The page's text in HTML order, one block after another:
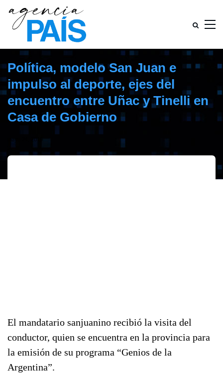
Política, modelo San Juan e
impulso al deporte, ejes del
encuentro entre Uñac y Tinelli en
Casa de Gobierno
mayo 24, 2019
El mandatario sanjuanino recibió la visita del
conductor, quien se encuentra en la provincia para
la emisión de su programa “Genios de la
Argentina”.